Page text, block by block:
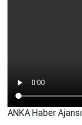
ANKA Haber Ajansı